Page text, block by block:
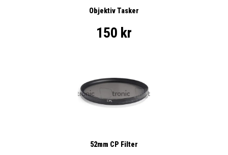
Objektiv Tasker
150 kr
52mm CP Filter